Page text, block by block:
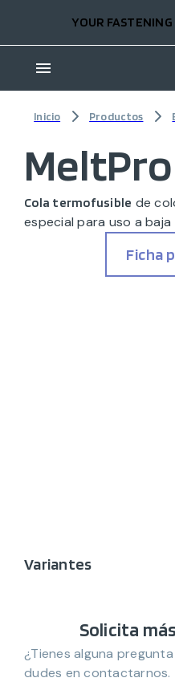
YOUR
Inicio Productos
Cola termofusible de
especial para uso a
Ficha
Variantes
Solicita
¿Tienes alguna
dudes en contactarnos.